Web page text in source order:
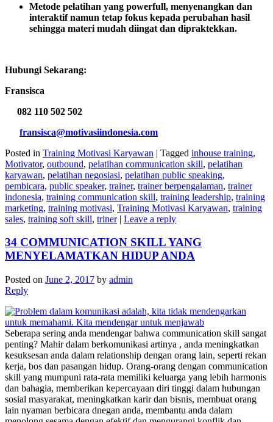
Metode pelatihan yang powerfull, menyenangkan dan
interaktif namun tetap fokus kepada perubahan hasil
sehingga materi mudah diingat dan dipraktekkan.
Hubungi Sekarang:
Fransisca
082 110 502 502
fransisca@motivasiindonesia.com
Posted in Training Motivasi Karyawan | Tagged inhouse training,
Motivator, outbound, pelatihan communication skill, pelatihan
karyawan, pelatihan negosiasi, pelatihan public speaking,
pembicara, public speaker, trainer, trainer berpengalaman, trainer
indonesia, training communication skill, training leadership, training
marketing, training motivasi, Training Motivasi Karyawan, training
sales, training soft skill, triner | Leave a reply
34 COMMUNICATION SKILL YANG
MENYELAMATKAN HIDUP ANDA
Posted on June 2, 2017 by admin
Reply
Seberapa sering anda mendengar bahwa communication skill sangat
penting? Mahir dalam berkomunikasi artinya , anda meningkatkan
kesuksesan anda dalam relationship dengan orang lain, seperti rekan
kerja, bos dan pasangan hidup. Orang-orang dengan communication
skill yang mumpuni rata-rata memiliki keluarga yang lebih harmonis
dan bahagia, memberikan kepercayaan diri tinggi dalam hubungan
sosial masyarakat, meningkatkan karir dan bisnis, membuat orang
lain nyaman berbicara dnegan anda, membantu anda dalam